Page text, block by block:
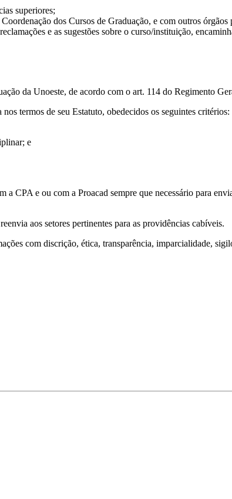
superiores;
dos Cursos de Graduação, e com outros órgãos
e as sugestões sobre o curso/instituição,
da Unoeste, de acordo com o art. 114 do Regimento
termos de seu Estatuto, obedecidos os seguintes critérios:
e
CPA e ou com a Proacad sempre que necessário para
aos setores pertinentes para as providências cabíveis.
com discrição, ética, transparência, imparcialidade,